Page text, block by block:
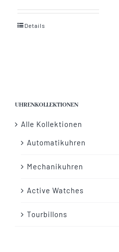
Details
UHRENKOLLEKTIONEN
Alle Kollektionen
Automatikuhren
Mechanikuhren
Active Watches
Tourbillons